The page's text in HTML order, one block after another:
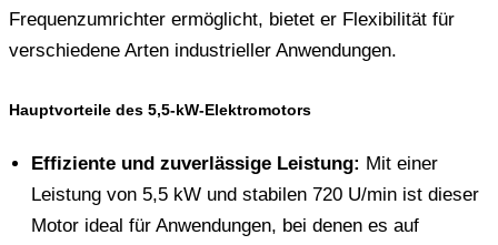
Frequenzumrichter ermöglicht, bietet er Flexibilität für
verschiedene Arten industrieller Anwendungen.
Hauptvorteile des 5,5-kW-Elektromotors
Effiziente und zuverlässige Leistung: Mit einer
Leistung von 5,5 kW und stabilen 720 U/min ist dieser
Motor ideal für Anwendungen, bei denen es auf